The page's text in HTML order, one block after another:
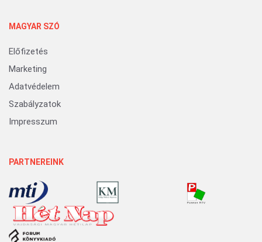
MAGYAR SZÓ
Előfizetés
Marketing
Adatvédelem
Szabályzatok
Impresszum
PARTNEREINK